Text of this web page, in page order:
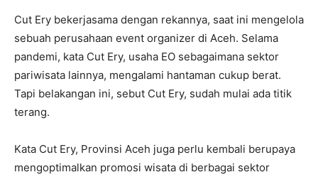
Cut Ery bekerjasama dengan rekannya, saat ini mengelola
sebuah perusahaan event organizer di Aceh. Selama
pandemi, kata Cut Ery, usaha EO sebagaimana sektor
pariwisata lainnya, mengalami hantaman cukup berat.
Tapi belakangan ini, sebut Cut Ery, sudah mulai ada titik
terang.
Kata Cut Ery, Provinsi Aceh juga perlu kembali berupaya
mengoptimalkan promosi wisata di berbagai sektor